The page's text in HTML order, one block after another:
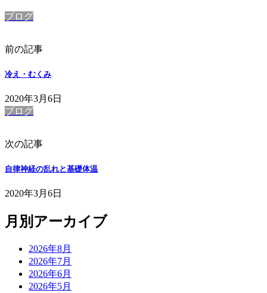
ブログ
前の記事
冷え・むくみ
2020年3月6日
ブログ
次の記事
自律神経の乱れと基礎体温
2020年3月6日
月別アーカイブ
2026年8月
2026年7月
2026年6月
2026年5月